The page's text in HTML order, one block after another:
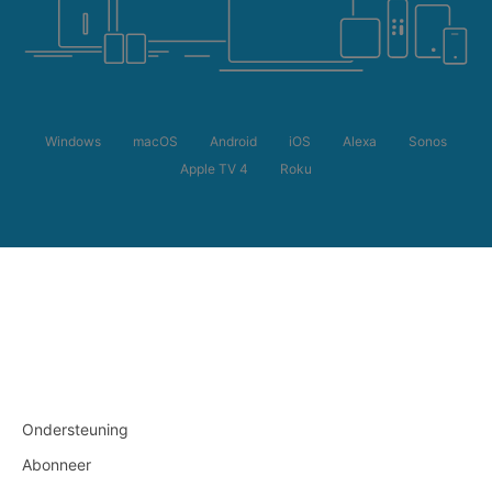
Windows macOS Android iOS Alexa
Sonos
Apple TV 4
Roku
Ondersteuning
Abonneer